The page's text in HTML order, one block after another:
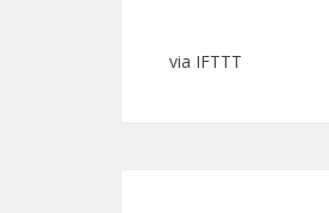
via IFTTT